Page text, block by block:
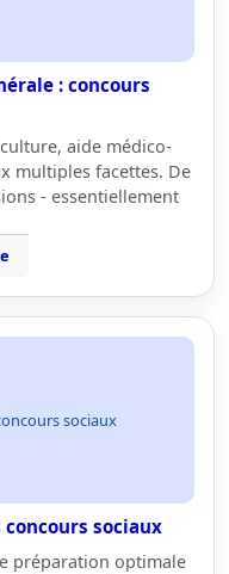
: concours
aide médico-
multiples facettes. De
- essentiellement
sociaux
sociaux
préparation optimale